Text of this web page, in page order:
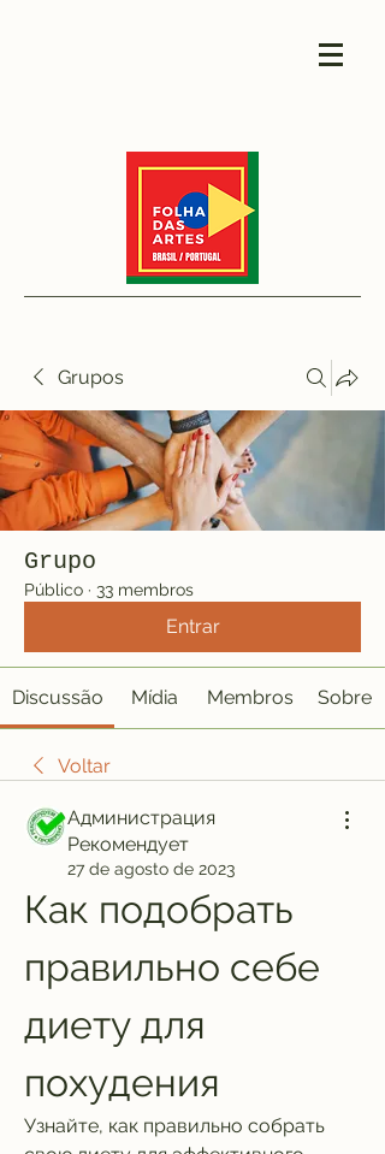
Grupos
Grupo
Público · 33 membros
Entrar
Discussão Mídia Membros Sobre
Voltar
Администрация
Рекомендует
27 de agosto de 2023
Как подобрать
правильно себе
диету для
похудения
Узнайте, как правильно собрать